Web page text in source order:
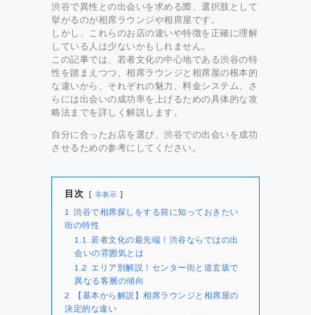
渋谷で異性との出会いを求める際、選択肢として
挙がるのが相席ラウンジや相席屋です。
しかし、これらのお店の違いや特徴を正確に理解
している人は少ないかもしれません。
この記事では、若者文化の中心地である渋谷の特
性を踏まえつつ、相席ラウンジと相席屋の根本的
な違いから、それぞれの魅力、料金システム、さ
らには出会いの成功率を上げるための具体的な攻
略法までを詳しく解説します。
自分に合ったお店を選び、渋谷での出会いを成功
させるための参考にしてください。
目次 非表示
1 渋谷で相席探しをする前に知っておきたい
街の特性
1.1 若者文化の最先端！渋谷ならではの出
会いの雰囲気とは
1.2 エリア別解説！センター街と道玄坂で
異なる客層の傾向
2
【基本から解説】相席ラウンジと相席屋の
決定的な違い